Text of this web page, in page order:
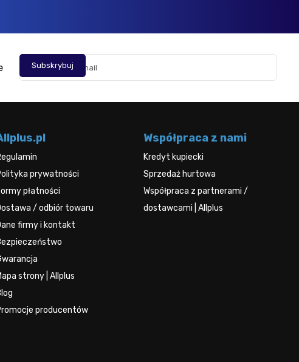
prywatności
płatności
/ odbiór towaru
firmy i kontakt
strony | Allplus
producentów
Współpraca z nami
Kredyt kupiecki
Sprzedaż hurtowa
Współpraca z partnerami /
dostawcami | Allplus